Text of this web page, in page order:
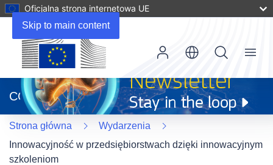
Skip to main content
Oficjalna strona internetowa UE
otworzy
się
w
nowym
oknie)
CORDIS
Menu
Strona główna
Wydarzenia
Innowacyjność w przedsiębiorstwach dzięki innowacyjnym
szkoleniom